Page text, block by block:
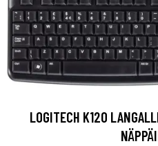
LOGITECH K120